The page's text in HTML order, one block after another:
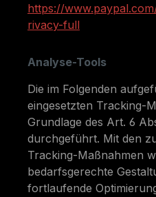
https://
rivacy-full
Analyse-Tools
Die im Folgenden
eingesetzten Tracking-
Grundlage des Art. 6
durchgeführt. Mit den
Tracking-Maßnahmen
bedarfsgerechte
fortlaufende